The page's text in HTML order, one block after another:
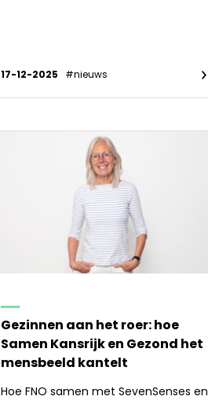
17-12-2025 #nieuws
Gezinnen aan het roer: hoe
Samen Kansrijk en Gezond het
mensbeeld kantelt
Hoe FNO samen met SevenSenses en